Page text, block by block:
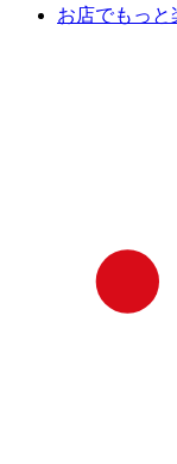
お店でもっと